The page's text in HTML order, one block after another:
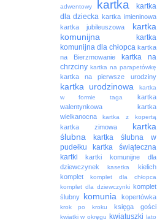
adwentowy
kartka
kartka
dla dziecka kartka imieninowa
kartka jubileuszowa
kartka
komunijna
kartka
komunijna dla chłopca kartka
na Bierzmowanie
kartka na
chrzciny kartka na parapetówkę
kartka na pierwsze urodziny
kartka urodzinowa
kartka
w formie taga
kartka
walentynkowa
kartka
wielkanocna
kartka z kopertą
kartka zimowa
kartka
ślubna
kartka ślubna w
pudełku
kartka świąteczna
kartki
kartki komunijne dla
dziewczynek
kasetka
kielich
komplet
komplet dla chłopca
komplet dla dziewczynki komplet
ślubny
komunia kopertówka
krok po kroku księga gości
kwiatki w okręgu kwiatuszki lato